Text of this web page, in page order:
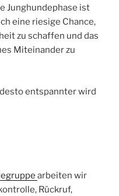
Junghundephase ist
eine riesige Chance,
zu schaffen und das
Miteinander zu
entspannter wird
arbeiten wir
Rückruf,